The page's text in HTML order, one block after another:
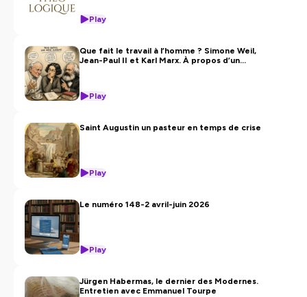
Play
Que fait le travail à l’homme ? Simone Weil,
Jean-Paul II et Karl Marx. À propos d’un
Play
Saint Augustin un pasteur en temps de crise
Play
Le numéro 148-2 avril-juin 2026
Play
Jürgen Habermas, le dernier des Modernes.
Entretien avec Emmanuel Tourpe